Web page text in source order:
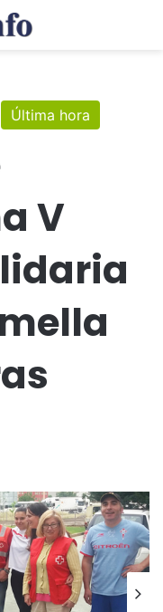
Última hora
V